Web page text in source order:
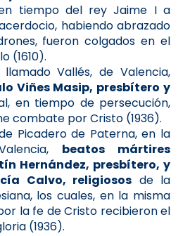
tiempo del rey Jaime I a
habiendo abrazado
fueron colgados en el
(1610).
Vallés, de Valencia,
Viñes Masip, presbítero y
en tiempo de persecución,
combate por Cristo (1936).
Picadero de Paterna, en la
beatos mártires
Hernández, presbítero, y
Calvo, religiosos de la
los cuales, en la misma
la fe de Cristo recibieron el
(1936).